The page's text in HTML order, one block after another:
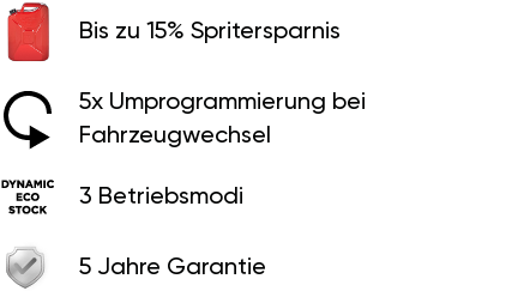
Bis zu 15% Spritersparnis
5x Umprogrammierung bei
Fahrzeugwechsel
3 Betriebsmodi
5 Jahre Garantie